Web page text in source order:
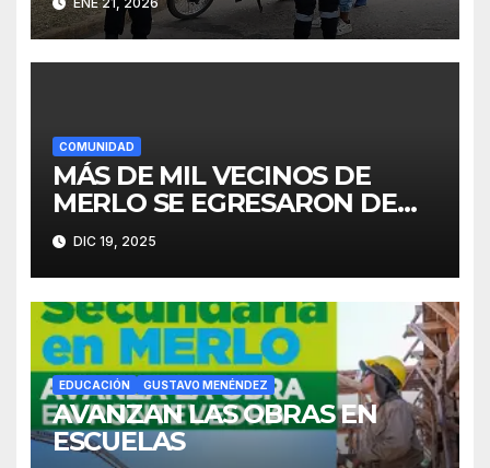
COMUNIDAD
MÁS DE MIL VECINOS DE
MERLO SE EGRESARON DE
FINES
DIC 19, 2025
EDUCACIÓN GUSTAVO MENÉNDEZ
AVANZAN LAS OBRAS EN
ESCUELAS